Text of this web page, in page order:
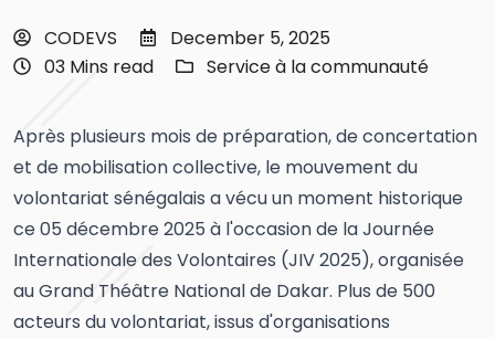
CODEVS
December 5, 2025
03 Mins read
Service à la communauté
Après plusieurs mois de préparation, de concertation
et de mobilisation collective, le mouvement du
volontariat sénégalais a vécu un moment historique
ce 05 décembre 2025 à l'occasion de la Journée
Internationale des Volontaires (JIV 2025), organisée
au Grand Théâtre National de Dakar. Plus de 500
acteurs du volontariat, issus d'organisations